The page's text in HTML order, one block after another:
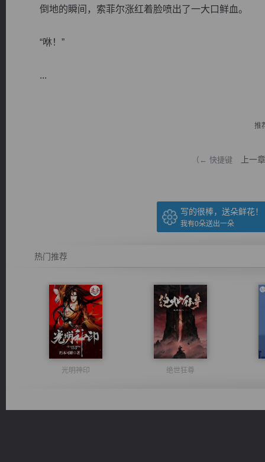
倒地的瞬间，索菲尔涨红着脸喷出了一大口鲜血。
“咻！”
...
推
（← 快捷键 上一章
写的很棒，送朵鲜花！
我有0朵送出一朵
热门推荐
光明神印 绝世狂尊